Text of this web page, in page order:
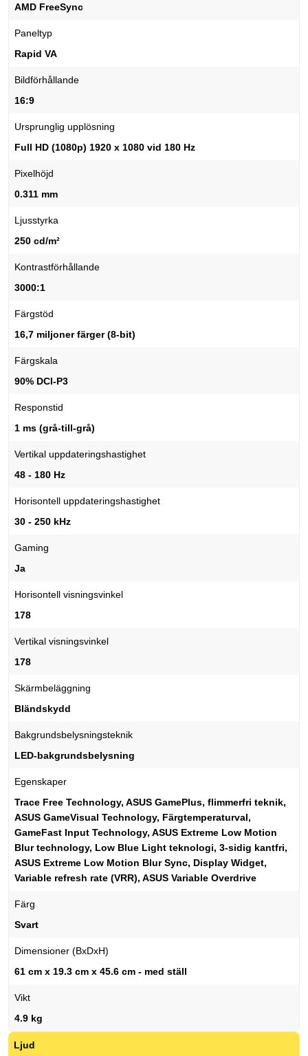
AMD FreeSync
Paneltyp
Rapid VA
Bildförhållande
16:9
Ursprunglig upplösning
Full HD (1080p) 1920 x 1080 vid 180 Hz
Pixelhöjd
0.311 mm
Ljusstyrka
250 cd/m²
Kontrastförhållande
3000:1
Färgstöd
16,7 miljoner färger (8-bit)
Färgskala
90% DCI-P3
Responstid
1 ms (grå-till-grå)
Vertikal uppdateringshastighet
48 - 180 Hz
Horisontell uppdateringshastighet
30 - 250 kHz
Gaming
Ja
Horisontell visningsvinkel
178
Vertikal visningsvinkel
178
Skärmbeläggning
Bländskydd
Bakgrundsbelysningsteknik
LED-bakgrundsbelysning
Egenskaper
Trace Free Technology, ASUS GamePlus, flimmerfri teknik,
ASUS GameVisual Technology, Färgtemperaturval,
GameFast Input Technology, ASUS Extreme Low Motion
Blur technology, Low Blue Light teknologi, 3-sidig kantfri,
ASUS Extreme Low Motion Blur Sync, Display Widget,
Variable refresh rate (VRR), ASUS Variable Overdrive
Färg
Svart
Dimensioner (BxDxH)
61 cm x 19.3 cm x 45.6 cm - med ställ
Vikt
4.9 kg
Ljud